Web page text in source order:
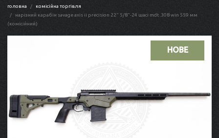
головна
комісійна торгівля
нарізний карабін savage axis ii precision 22" 5/8"-24 шасі mdt .308 win 559 мм
(комісійний)
НОВЕ